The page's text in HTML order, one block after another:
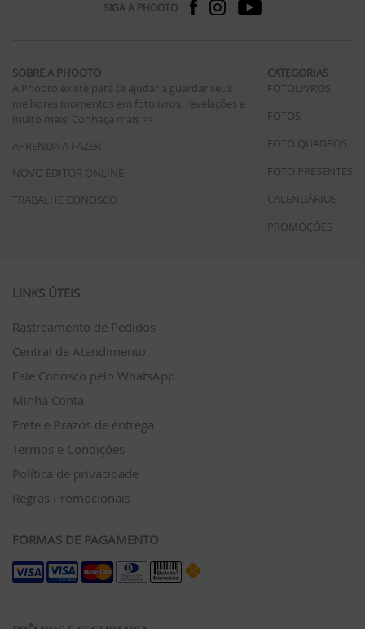
SIGA A PHOOTO
SOBRE A PHOOTO
A Phooto existe para te ajudar a guardar seus
melhores momentos em fotolivros, revelações e
muito mais! Conheça mais >>
APRENDA A FAZER
NOVO EDITOR ONLINE
TRABALHE CONOSCO
CATEGORIAS
FOTOLIVROS
FOTOS
FOTO QUADROS
FOTO PRESENTES
CALENDÁRIOS
PROMOÇÕES
LINKS ÚTEIS
Rastreamento de Pedidos
Central de Atendimento
Fale Conosco pelo WhatsApp
Minha Conta
Frete e Prazos de entrega
Termos e Condições
Política de privacidade
Regras Promocionais
FORMAS DE PAGAMENTO